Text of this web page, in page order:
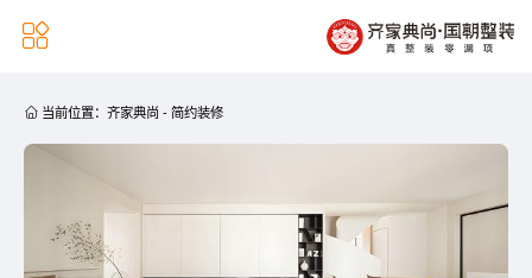

 当前位置： 齐家典尚 - 简约装修